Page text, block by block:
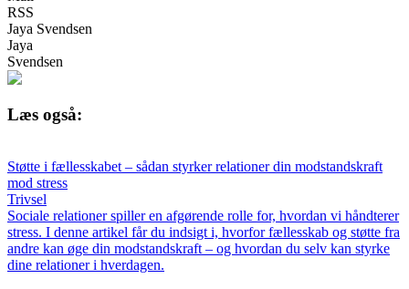
RSS
Jaya Svendsen
Jaya
Svendsen
Læs også:
Støtte i fællesskabet – sådan styrker relationer din modstandskraft
mod stress
Trivsel
Sociale relationer spiller en afgørende rolle for, hvordan vi håndterer
stress. I denne artikel får du indsigt i, hvorfor fællesskab og støtte fra
andre kan øge din modstandskraft – og hvordan du selv kan styrke
dine relationer i hverdagen.